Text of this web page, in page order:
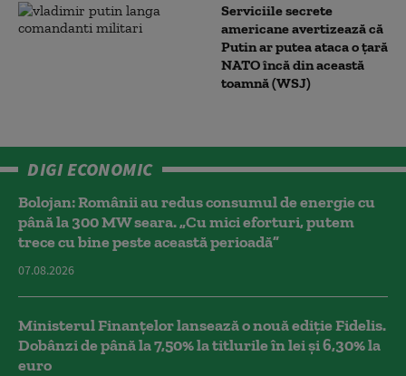
Serviciile secrete
americane avertizează că
Putin ar putea ataca o țară
NATO încă din această
toamnă (WSJ)
DIGI ECONOMIC
Bolojan: Românii au redus consumul de energie cu
până la 300 MW seara. „Cu mici eforturi, putem
trece cu bine peste această perioadă”
07.08.2026
Ministerul Finanțelor lansează o nouă ediție Fidelis.
Dobânzi de până la 7,50% la titlurile în lei și 6,30% la
euro